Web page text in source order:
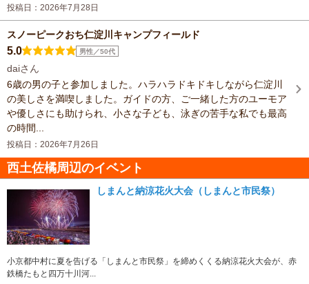
投稿日：2026年7月28日
スノーピークおち仁淀川キャンプフィールド
5.0 男性／50代
daiさん
6歳の男の子と参加しました。ハラハラドキドキしながら仁淀川
の美しさを満喫しました。ガイドの方、ご一緒した方のユーモア
や優しさにも助けられ、小さな子ども、泳ぎの苦手な私でも最高
の時間...
投稿日：2026年7月26日
西土佐橘周辺のイベント
しまんと納涼花火大会（しまんと市民祭）
小京都中村に夏を告げる「しまんと市民祭」を締めくくる納涼花火大会が、赤
鉄橋たもと四万十川河...